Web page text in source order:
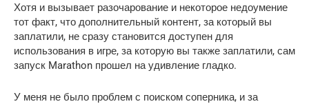
Хотя и вызывает разочарование и некоторое недоумение
тот факт, что дополнительный контент, за который вы
заплатили, не сразу становится доступен для
использования в игре, за которую вы также заплатили, сам
запуск Marathon прошел на удивление гладко.
У меня не было проблем с поиском соперника, и за